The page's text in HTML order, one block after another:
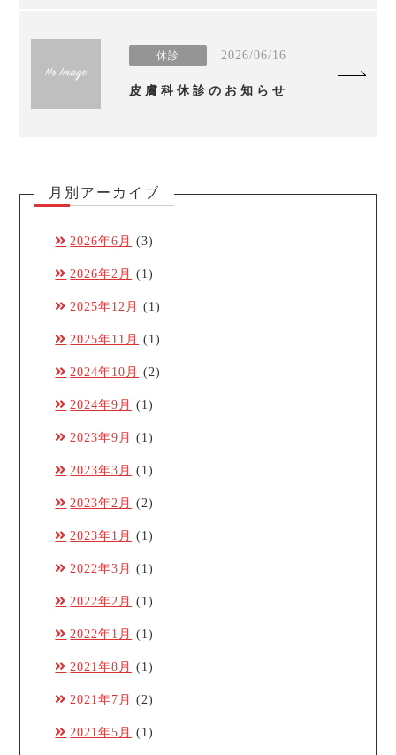
休診 2026/06/16
皮膚科休診のお知らせ
月別アーカイブ
2026年6月 (3)
2026年2月 (1)
2025年12月 (1)
2025年11月 (1)
2024年10月 (2)
2024年9月 (1)
2023年9月 (1)
2023年3月 (1)
2023年2月 (2)
2023年1月 (1)
2022年3月 (1)
2022年2月 (1)
2022年1月 (1)
2021年8月 (1)
2021年7月 (2)
2021年5月 (1)